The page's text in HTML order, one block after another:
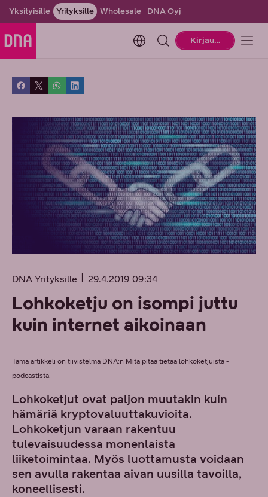
Yksityisille Yrityksille Wholesale DNA Oyj
Change language. Current
Kirjaudu
DNA Yrityksille 29.4.2019 09:34
Lohkoketju on isompi juttu
kuin internet aikoinaan
Tämä artikkeli on tiivistelmä DNA:n Mitä pitää tietää lohkoketjuista -
podcastista.
Lohkoketjut ovat paljon muutakin kuin
hämäriä kryptovaluuttakuvioita.
Lohkoketjun varaan rakentuu
tulevaisuudessa monenlaista
liiketoimintaa. Myös luottamusta voidaan
sen avulla rakentaa aivan uusilla tavoilla,
koneellisesti.